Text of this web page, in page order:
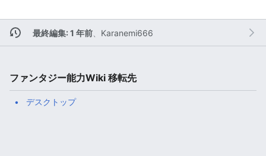
最終編集: 1 年前、 Karanemi666
ファンタジー能力Wiki 移転先
デスクトップ